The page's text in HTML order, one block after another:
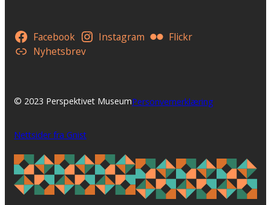
Facebook Instagram
Flickr
Nyhetsbrev
© 2023 Perspektivet MuseumPersonvernerklæring
Nettsider fra Gnist